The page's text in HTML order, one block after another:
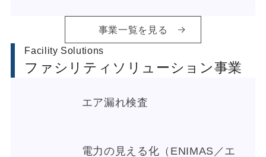
事業一覧を見る
Facility Solutions
ファシリティソリューション事業
エア漏れ検査
電力の見える化（ENIMAS／エ